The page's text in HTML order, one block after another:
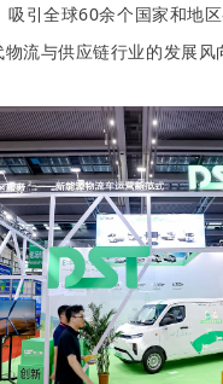
吸引全球60余个国家和地
流与供应链行业的发展风